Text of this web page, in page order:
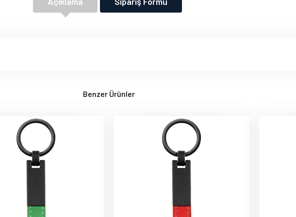
Benzer Ürünler